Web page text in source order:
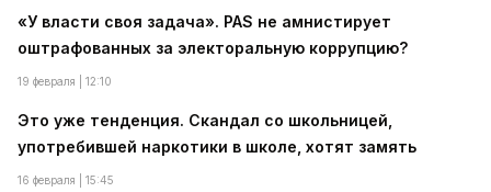
«У власти своя задача». PAS не амнистирует
оштрафованных за электоральную коррупцию?
19 февраля | 12:10
Это уже тенденция. Скандал со школьницей,
употребившей наркотики в школе, хотят замять
16 февраля | 15:45